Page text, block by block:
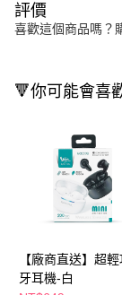
評價
喜歡這個商品嗎？
🔻你可能會喜
【廠商直送】超
牙耳機-白